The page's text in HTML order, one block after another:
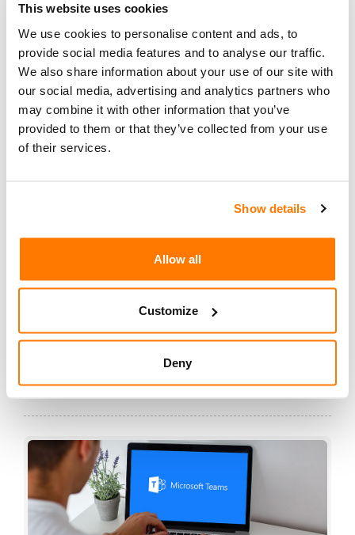
This website uses cookies
We use cookies to personalise content and ads, to
provide social media features and to analyse our traffic.
We also share information about your use of our site with
our social media, advertising and analytics partners who
may combine it with other information that you’ve
provided to them or that they’ve collected from your use
of their services.
Show details
Allow all
Customize
Deny
Okt
eingestellt worden: Jetzt läuft noch ein
Extended Security Update (ESU)-
Programm
Microsoft | News |
View
Counts (1892)
Der erweiterte Support für den Windows Server
2012 R2 ist am 10. Oktober 2023 abgelaufen. Das
Nutzer dieses am 25. November 2013 lancierten
Produkts vor Sicherheitsrisiken zu schützen, bietet
Microsoft ein Extended Security Update (ESU)
Programm an, das noch bis zum 10. Oktober 2026